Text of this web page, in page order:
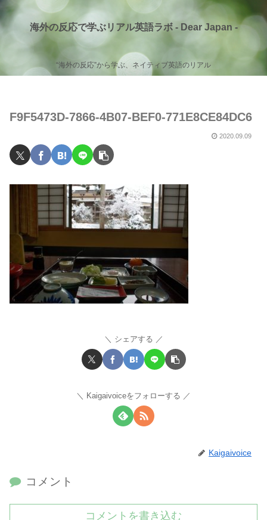
海外の反応で学ぶリアル英語ラボ - Dear Japan -
“海外の反応”から学ぶ、ネイティブ英語のリアル
F9F5473D-7866-4B07-BEF0-771E8CE84DC6
2020.09.09
シェアする
Kaigaivoiceをフォローする
Kaigaivoice
コメント
コメントを書き込む